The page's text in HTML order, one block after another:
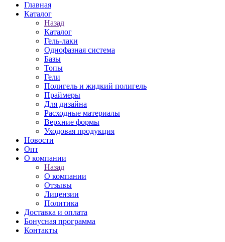
Главная
Каталог
Назад
Каталог
Гель-лаки
Однофазная система
Базы
Топы
Гели
Полигель и жидкий полигель
Праймеры
Для дизайна
Расходные материалы
Верхние формы
Уходовая продукция
Новости
Опт
О компании
Назад
О компании
Отзывы
Лицензии
Политика
Доставка и оплата
Бонусная программа
Контакты